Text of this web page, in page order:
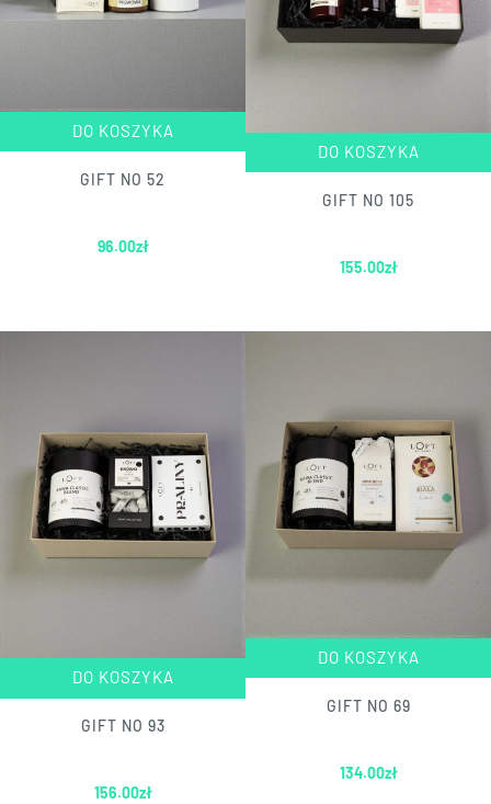
DO KOSZYKA
GIFT NO 52
96.00zł
DO KOSZYKA
GIFT NO 105
155.00zł
DO KOSZYKA
GIFT NO 93
156.00zł
DO KOSZYKA
GIFT NO 69
134.00zł